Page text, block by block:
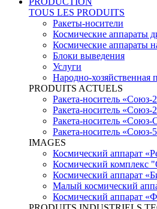
TOUS LES PRODUITS
Ракеты-носители
Космические аппараты
Космические аппараты
Блоки выведения
Услуги
Народно-хозяйственная
PRODUITS ACTUELS
Ракета-носитель «Союз-
Ракета-носитель «Союз-
Ракета-носитель «Союз-
Ракета-носитель «Союз-
IMAGES
Космический аппарат
Космический комплекс
Космический аппарат
Малый космический
Космический аппарат